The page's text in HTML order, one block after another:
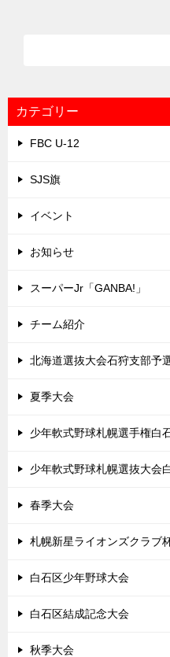
シ
ョ
カテゴリー
FBC U-12
SJS旗
イベント
お知らせ
スーパーJr「GANBA!」
チーム紹介
北海道選抜大会石狩支部予
夏季大会
少年軟式野球札幌選手権白
少年軟式野球札幌選抜大会
春季大会
札幌新星ライオンズクラブ
白石区少年野球大会
白石区結成記念大会
秋季大会